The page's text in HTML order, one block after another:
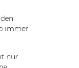
immer
nur